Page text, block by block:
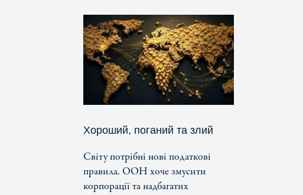
Хороший, поганий та злий
Світу потрібні нові податкові
правила. ООН хоче змусити
корпорації та надбагатих